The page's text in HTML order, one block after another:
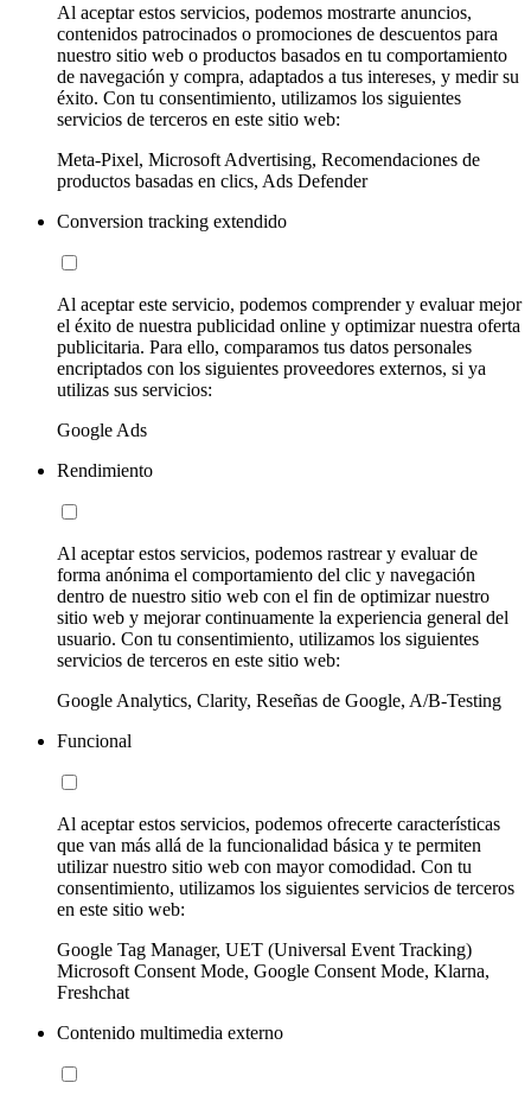
Al aceptar estos servicios, podemos mostrarte anuncios,
contenidos patrocinados o promociones de descuentos para
nuestro sitio web o productos basados en tu comportamiento
de navegación y compra, adaptados a tus intereses, y medir su
éxito. Con tu consentimiento, utilizamos los siguientes
servicios de terceros en este sitio web:
Meta-Pixel, Microsoft Advertising, Recomendaciones de
productos basadas en clics, Ads Defender
Conversion tracking extendido
Al aceptar este servicio, podemos comprender y evaluar mejor
el éxito de nuestra publicidad online y optimizar nuestra oferta
publicitaria. Para ello, comparamos tus datos personales
encriptados con los siguientes proveedores externos, si ya
utilizas sus servicios:
Google Ads
Rendimiento
Al aceptar estos servicios, podemos rastrear y evaluar de
forma anónima el comportamiento del clic y navegación
dentro de nuestro sitio web con el fin de optimizar nuestro
sitio web y mejorar continuamente la experiencia general del
usuario. Con tu consentimiento, utilizamos los siguientes
servicios de terceros en este sitio web:
Google Analytics, Clarity, Reseñas de Google, A/B-Testing
Funcional
Al aceptar estos servicios, podemos ofrecerte características
que van más allá de la funcionalidad básica y te permiten
utilizar nuestro sitio web con mayor comodidad. Con tu
consentimiento, utilizamos los siguientes servicios de terceros
en este sitio web:
Google Tag Manager, UET (Universal Event Tracking)
Microsoft Consent Mode, Google Consent Mode, Klarna,
Freshchat
Contenido multimedia externo